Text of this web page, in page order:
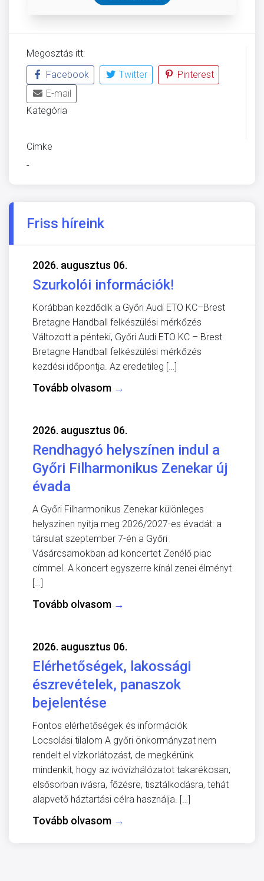
Megosztás itt:
Facebook
Twitter
Pinterest
E-mail
Kategória
Címke
-
Friss híreink
2026. augusztus 06.
Szurkolói információk!
Korábban kezdődik a Győri Audi ETO KC–Brest
Bretagne Handball felkészülési mérkőzés
Változott a pénteki, Győri Audi ETO KC – Brest
Bretagne Handball felkészülési mérkőzés
kezdési időpontja. Az eredetileg […]
Tovább olvasom →
2026. augusztus 06.
Rendhagyó helyszínen indul a
Győri Filharmonikus Zenekar új
évada
A Győri Filharmonikus Zenekar különleges
helyszínen nyitja meg 2026/2027-es évadát: a
társulat szeptember 7-én a Győri
Vásárcsarnokban ad koncertet Zenélő piac
címmel. A koncert egyszerre kínál zenei élményt
[…]
Tovább olvasom →
2026. augusztus 06.
Elérhetőségek, lakossági
észrevételek, panaszok
bejelentése
Fontos elérhetőségek és információk
Locsolási tilalom A győri önkormányzat nem
rendelt el vízkorlátozást, de megkérünk
mindenkit, hogy az ivóvízhálózatot takarékosan,
elsősorban ivásra, főzésre, tisztálkodásra, tehát
alapvető háztartási célra használja. […]
Tovább olvasom →